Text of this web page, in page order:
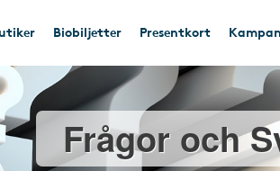
Biobiljetter Presentkort
Frågor och